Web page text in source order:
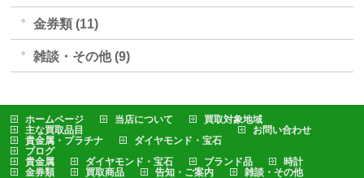
金券類 (11)
雑談・その他 (9)
ホームページ 当店について
買取対象地域
主な買取品目
貴金属・プラチナ
ダイヤモンド・宝石
お問い合わせ
ブログ
貴金属
ダイヤモンド・宝石 ブランド品
時計
金券類
買取商品 告知・ご案内
雑談・その他